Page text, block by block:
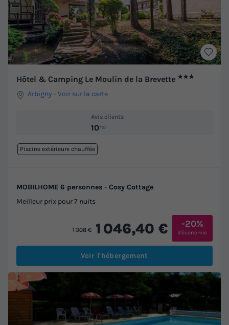
Hôtel & Camping Le Moulin de la Brevette ★★★
Arbigny -Voir sur la carte
Avis clients
10/10
Piscine extérieure chauffée
MOBILHOME 6 personnes - Cosy Cottage
Meilleur prix pour 7 nuits
1 308 € 1 046,40 € -20%
d'économie
Voir l'hébergement